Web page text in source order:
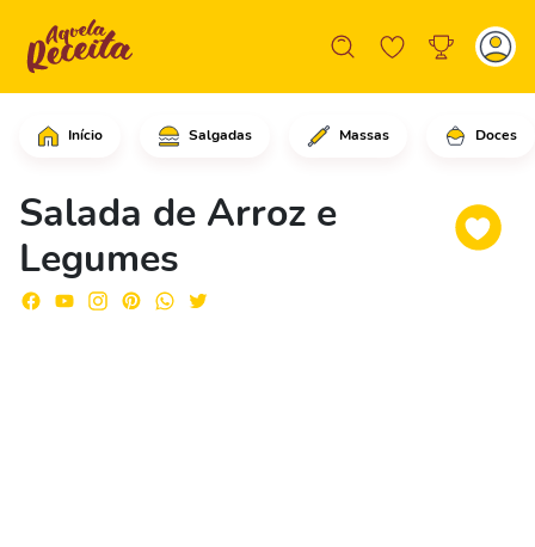
Início Salgadas Massas Doces
Salada de Arroz e
Legumes
Em uma tigela média, adicione o